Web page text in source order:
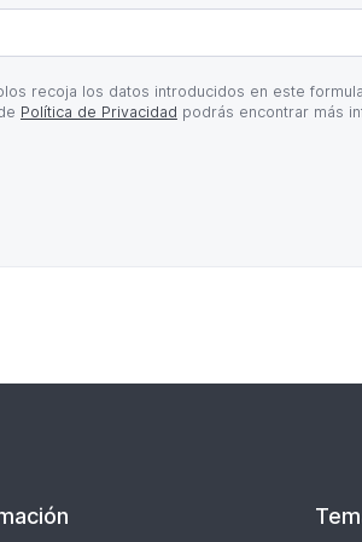
recoja los datos introducidos en este
Política de Privacidad podrás encontrar más